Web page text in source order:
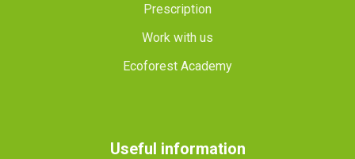
Prescription
Work with us
Ecoforest Academy
Useful information